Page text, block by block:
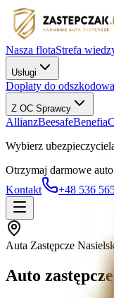
Nasza flotaStrefa
Usługi
Dopłaty do
Z OC Sprawcy
AllianzBeesafeBenefia
Wybierz
Otrzymaj darmowe auto
Kontakt
+48 536
Auta Zastępcze
Auto